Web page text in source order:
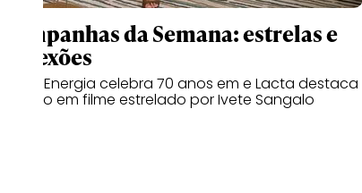
Campanhas da Semana: estrelas e
conexões
Copa Energia celebra 70 anos em e Lacta destaca
o afeto em filme estrelado por Ivete Sangalo